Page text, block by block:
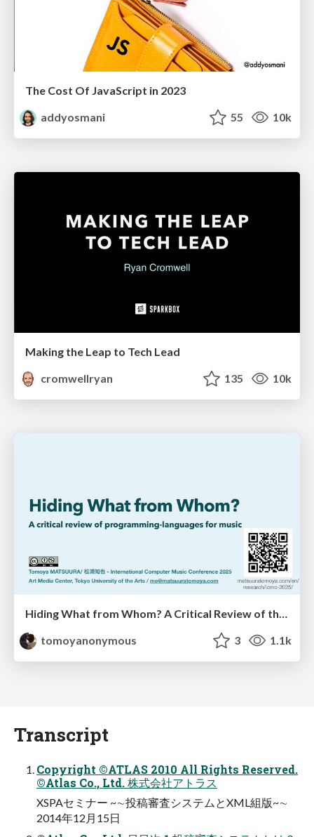
The Cost Of JavaScript in 2023
addyosmani
55 10k
Making the Leap to Tech Lead
cromwellryan
135 10k
tomoyanonymous
3 1.1k
Transcript
Copyright ©ATLAS 2010 All Rights Reserved.
©Atlas Co., Ltd. 株式会社アトラス
XSPAセミナー ~∼投稿審査システムとXML組版~∼
2014年12月15日